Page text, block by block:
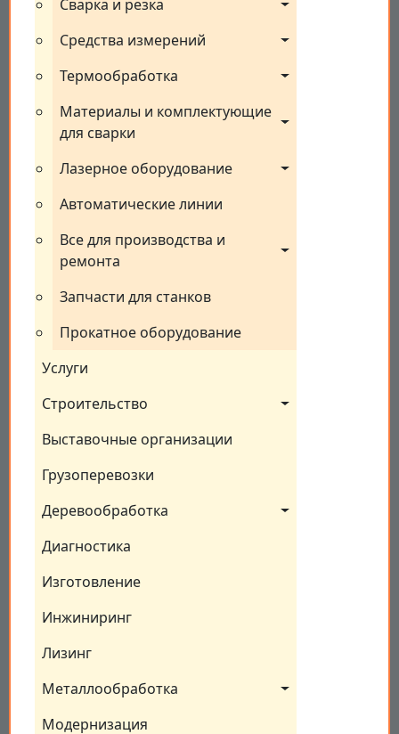
Сварка и резка
Средства измерений
Термообработка
Материалы и комплектующие
для сварки
Лазерное оборудование
Автоматические линии
Все для производства и
ремонта
Запчасти для станков
Прокатное оборудование
Услуги
Строительство
Выставочные организации
Грузоперевозки
Деревообработка
Диагностика
Изготовление
Инжиниринг
Лизинг
Металлообработка
Модернизация